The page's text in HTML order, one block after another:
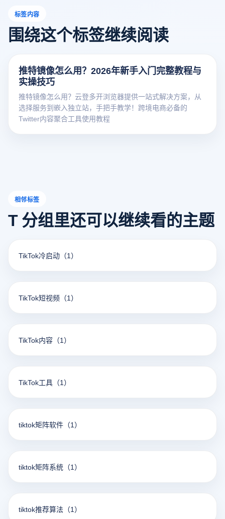
标签内容
围绕这个标签继续阅读
推特镜像怎么用？2026年新手入门完整教程与
实操技巧
推特镜像怎么用？云登多开浏览器提供一站式解决方案，从
选择服务到嵌入独立站，手把手教学！跨境电商必备的
Twitter内容聚合工具使用教程
相邻标签
T 分组里还可以继续看的主题
TikTok冷启动 （1）
TikTok短视频 （1）
TikTok内容 （1）
TikTok工具 （1）
tiktok矩阵软件 （1）
tiktok矩阵系统 （1）
tiktok推荐算法 （1）